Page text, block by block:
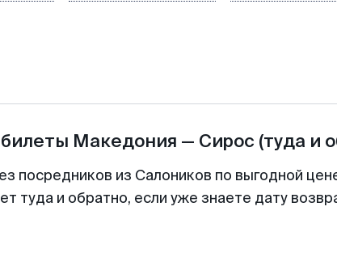
Македония — Сирос (туда и
посредников из Салоников по выгодной
туда и обратно, если уже знаете дату